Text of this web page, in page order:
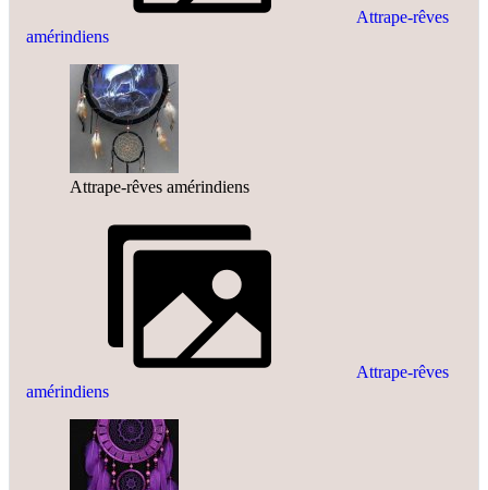
Attrape-rêves
amérindiens
Attrape-rêves amérindiens
Attrape-rêves
amérindiens